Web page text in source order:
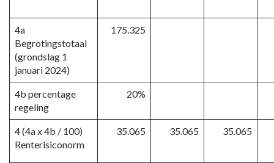
4a
Begrotingstotaal
(grondslag 1
januari 2024)
175.325
4b percentage
regeling
20%
4 (4a x 4b / 100)
Renterisiconorm
35.065 35.065 35.065